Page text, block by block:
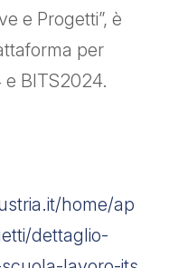
e Progetti”, è
per
e BITS2024.
home/ap
dettaglio-